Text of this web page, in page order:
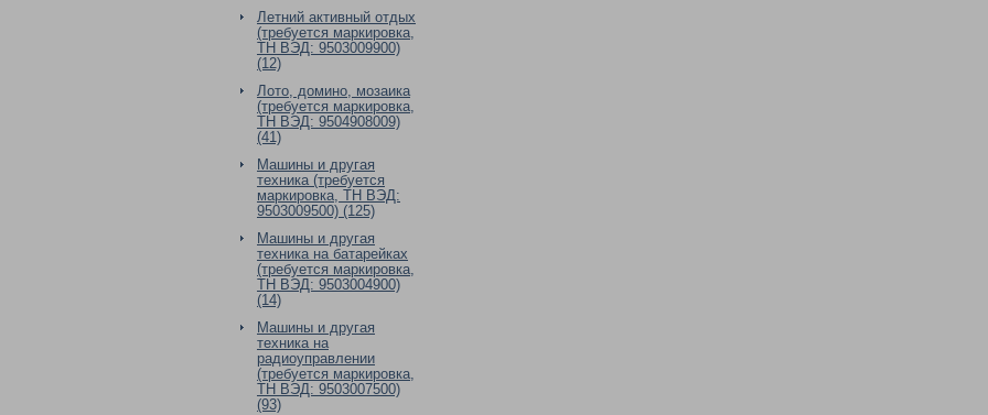
Летний активный отдых
(требуется маркировка,
ТН ВЭД: 9503009900)
(12)
Лото, домино, мозаика
(требуется маркировка,
ТН ВЭД: 9504908009)
(41)
Машины и другая
техника (требуется
маркировка, ТН ВЭД:
9503009500) (125)
Машины и другая
техника на батарейках
(требуется маркировка,
ТН ВЭД: 9503004900)
(14)
Машины и другая
техника на
радиоуправлении
(требуется маркировка,
ТН ВЭД: 9503007500)
(93)